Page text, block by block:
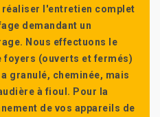
l'entretien complet
demandant un
Nous effectuons le
foyers (ouverts et fermés)
granulé, cheminée, mais
à fioul. Pour la
de vos appareils de